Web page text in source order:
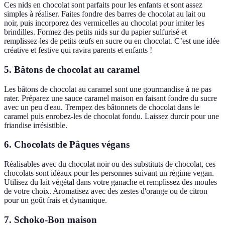
Ces nids en chocolat sont parfaits pour les enfants et sont assez
simples à réaliser. Faites fondre des barres de chocolat au lait ou
noir, puis incorporez des vermicelles au chocolat pour imiter les
brindilles. Formez des petits nids sur du papier sulfurisé et
remplissez-les de petits œufs en sucre ou en chocolat. C’est une idée
créative et festive qui ravira parents et enfants !
5. Bâtons de chocolat au caramel
Les bâtons de chocolat au caramel sont une gourmandise à ne pas
rater. Préparez une sauce caramel maison en faisant fondre du sucre
avec un peu d'eau. Trempez des bâtonnets de chocolat dans le
caramel puis enrobez-les de chocolat fondu. Laissez durcir pour une
friandise irrésistible.
6. Chocolats de Pâques végans
Réalisables avec du chocolat noir ou des substituts de chocolat, ces
chocolats sont idéaux pour les personnes suivant un régime vegan.
Utilisez du lait végétal dans votre ganache et remplissez des moules
de votre choix. Aromatisez avec des zestes d'orange ou de citron
pour un goût frais et dynamique.
7. Schoko-Bon maison